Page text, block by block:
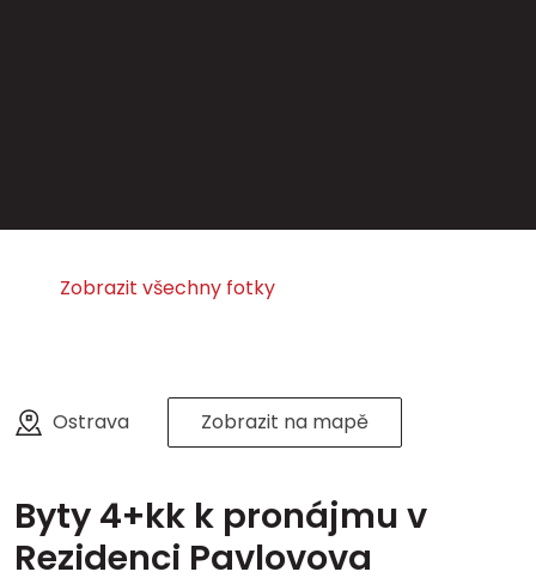
Zobrazit všechny fotky
Ostrava Zobrazit na mapě
Byty 4+kk k pronájmu v
Rezidenci Pavlovova